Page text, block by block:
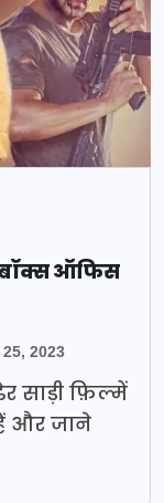
बॉक्स ऑफिस
2023
साड़ी फ़िल्में
और जाने